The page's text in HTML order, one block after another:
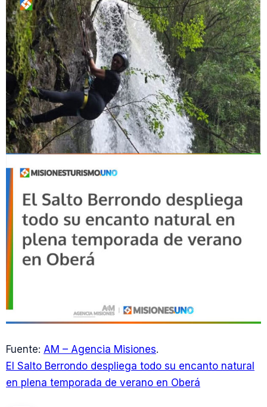
Fuente: AM – Agencia Misiones.
El Salto Berrondo despliega todo su encanto natural
en plena temporada de verano en Oberá